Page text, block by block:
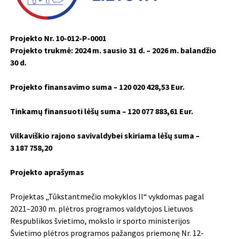
Projekto Nr. 10-012-P-0001
Projekto trukmė: 2024 m. sausio 31 d. – 2026 m. balandžio
30 d.
Projekto finansavimo suma – 120 020 428,53 Eur.
Tinkamų finansuoti lėšų suma – 120 077 883,61 Eur.
Vilkaviškio rajono savivaldybei skiriama lėšų suma –
3 187 758,20
Projekto aprašymas
Projektas „Tūkstantmečio mokyklos II“ vykdomas pagal
2021–2030 m. plėtros programos valdytojos Lietuvos
Respublikos švietimo, mokslo ir sporto ministerijos
Švietimo plėtros programos pažangos priemonę Nr. 12-